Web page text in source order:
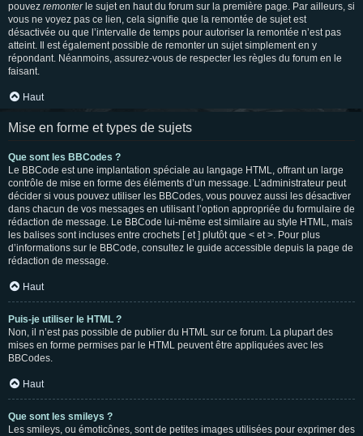
pouvez remonterle sujet en haut du forum sur la première page. Par ailleurs, si
vous ne voyez pas ce lien, cela signifie que la remontée de sujet est
désactivée ou que l’intervalle de temps pour autoriser la remontée n’est pas
atteint. Il est également possible de remonter un sujet simplement en y
répondant. Néanmoins, assurez-vous de respecter les règles du forum en le
faisant.
Haut
Mise en forme et types de sujets
Que sont les BBCodes ?
Le BBCode est une implantation spéciale au langage HTML, offrant un large
contrôle de mise en forme des éléments d’un message. L’administrateur peut
décider si vous pouvez utiliser les BBCodes, vous pouvez aussi les désactiver
dans chacun de vos messages en utilisant l’option appropriée du formulaire de
rédaction de message. Le BBCode lui-même est similaire au style HTML, mais
les balises sont incluses entre crochets [ et ] plutôt que < et >. Pour plus
d’informations sur le BBCode, consultez le guide accessible depuis la page de
rédaction de message.
Haut
Puis-je utiliser le HTML ?
Non, il n’est pas possible de publier du HTML sur ce forum. La plupart des
mises en forme permises par le HTML peuvent être appliquées avec les
BBCodes.
Haut
Que sont les smileys ?
Les smileys, ou émoticônes, sont de petites images utilisées pour exprimer des